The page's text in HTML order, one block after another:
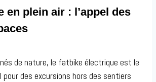
en plein air : l’appel des
de nature, le fatbike électrique est le
pour des excursions hors des sentiers